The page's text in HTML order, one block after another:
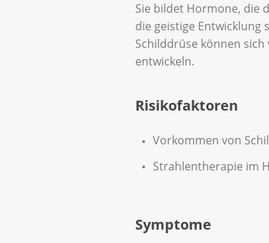
Sie bildet Hormone, die
die geistige Entwicklung
Schilddrüse können
entwickeln.
Risikofaktoren
Vorkommen von
Strahlentherapie im
Symptome